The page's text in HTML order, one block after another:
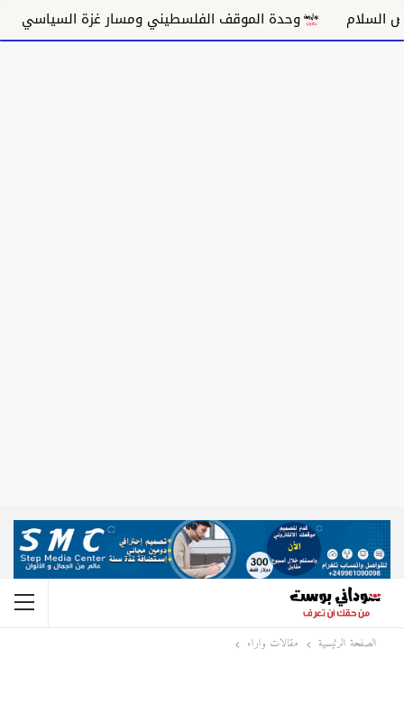
وحدة الموقف الفلسطيني ومسار غزة السياسي
الصفحة الرئيسية مقالات واراء